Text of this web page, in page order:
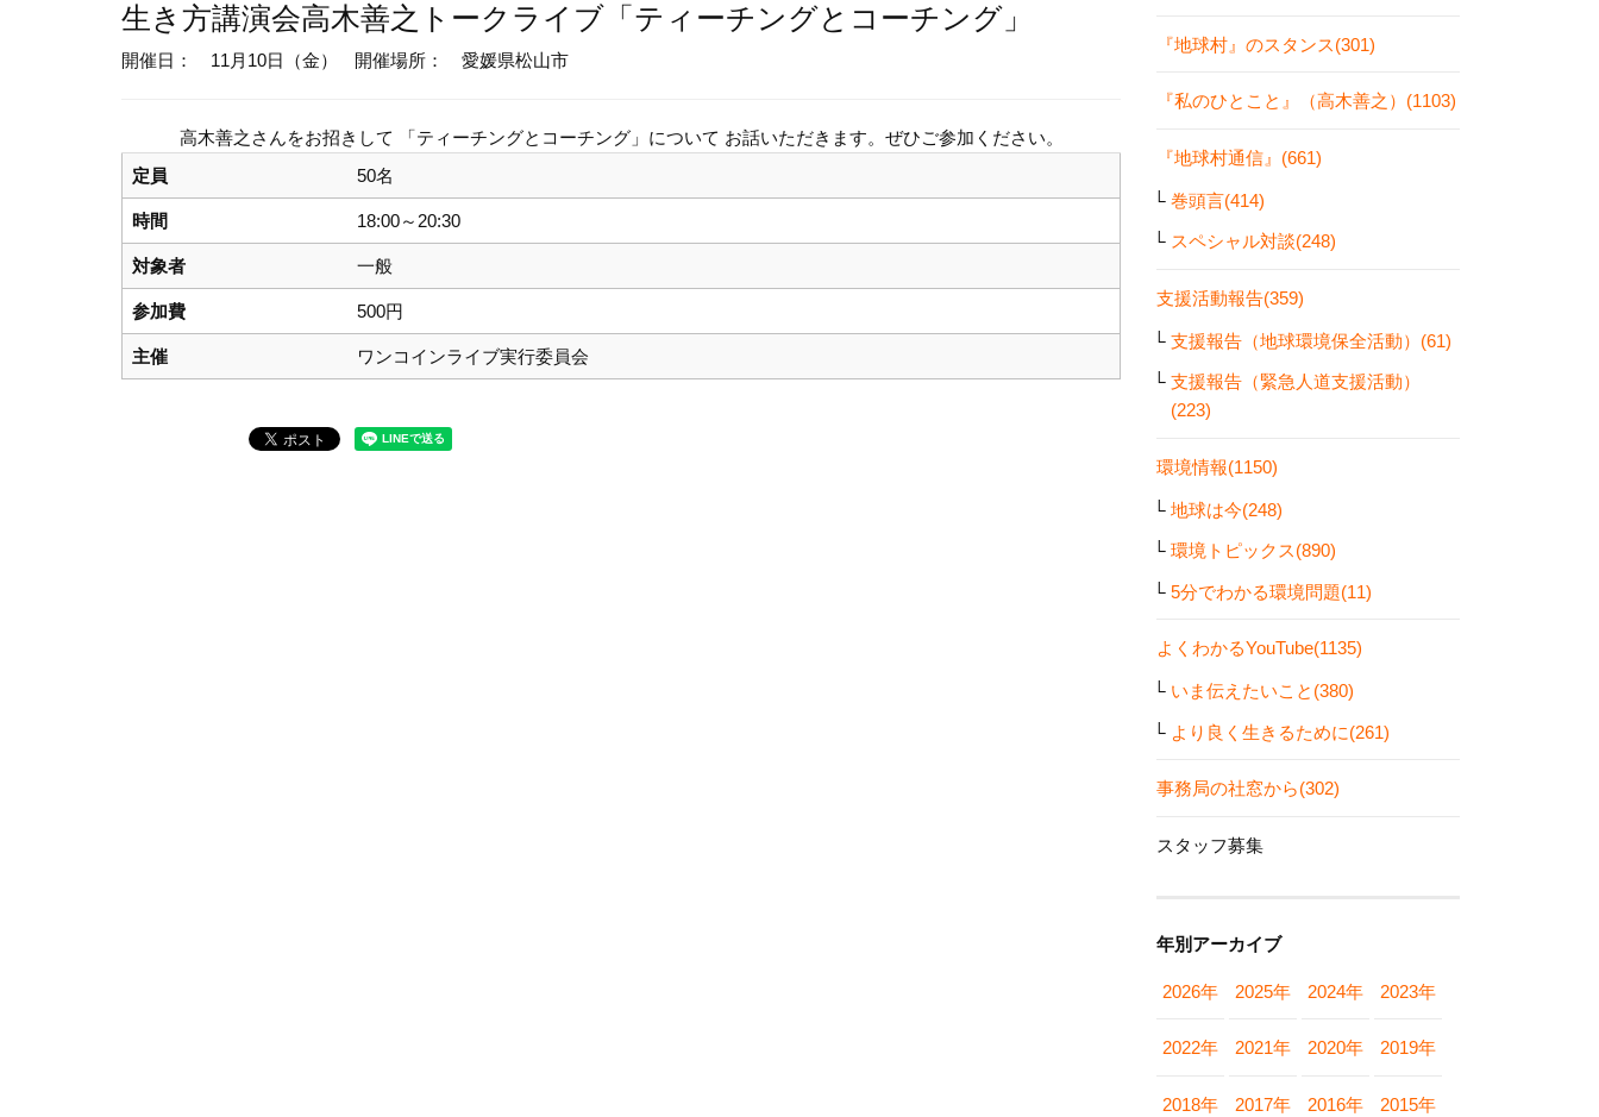
生き方講演会高木善之トークライブ「ティーチングとコーチング」
開催日： 11月10日（金） 開催場所： 愛媛県松山市
高木善之さんをお招きして 「ティーチングとコーチング」について お話いただきます。ぜひご参加ください。
定員
50名
時間 18:00～20:30
対象者 一般
参加費 500円
主催 ワンコインライブ実行委員会
『地球村』のスタンス(301)
『私のひとこと』（高木善之）(1103)
『地球村通信』(661)
巻頭言(414)
スペシャル対談(248)
支援活動報告(359)
支援報告（地球環境保全活動）(61)
支援報告（緊急人道支援活動）
(223)
環境情報(1150)
地球は今(248)
環境トピックス(890)
5分でわかる環境問題(11)
よくわかるYouTube(1135)
いま伝えたいこと(380)
より良く生きるために(261)
事務局の社窓から(302)
スタッフ募集
年別アーカイブ
2026年 2025年 2024年 2023年
2022年 2021年 2020年 2019年
2018年 2017年 2016年 2015年